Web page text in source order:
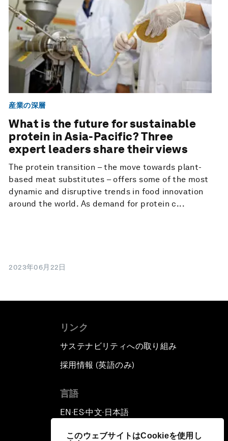
このウェブサイトはCookieを使用し
産業の深層
What is the future for sustainable
protein in Asia-Pacific? Three
expert leaders share their views
The protein transition – the move towards plant-
based meat substitutes – offers some of the most
dynamic and disruptive trends in food innovation
around the world. As demand for protein c...
2023年06月22日
リンク
サステナビリティへの取り組み
採用情報 (英語のみ)
言語
EN ▪ ES▪中文▪ 日本語